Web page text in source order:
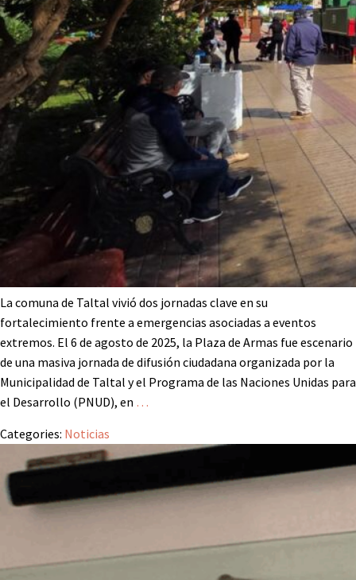
La comuna de Taltal vivió dos jornadas clave en su
fortalecimiento frente a emergencias asociadas a eventos
extremos. El 6 de agosto de 2025, la Plaza de Armas fue escenario
de una masiva jornada de difusión ciudadana organizada por la
Municipalidad de Taltal y el Programa de las Naciones Unidas para
el Desarrollo (PNUD), en …
Categories: Noticias